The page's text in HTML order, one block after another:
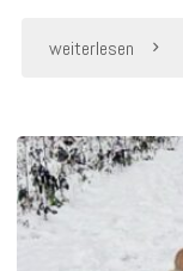
weiterlesen "Warum
???"